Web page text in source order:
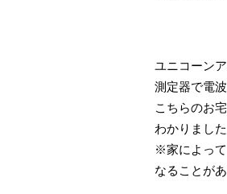
ユニコーン
測定器で電
こちらのお
わかりました
※家によっ
なることがあ